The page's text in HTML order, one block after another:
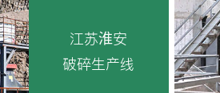
江苏淮安
破碎生产线